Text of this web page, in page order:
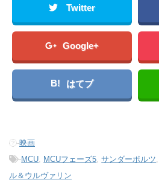
Twitter
Google+
B! はてブ
-映画
-MCU MCUフェーズ5 ,サンダーボルツ
ル＆ウルヴァリン